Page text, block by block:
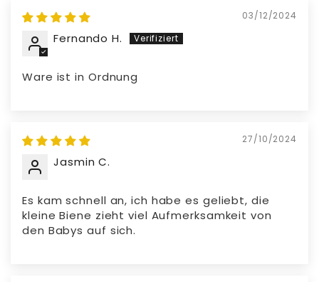
03/12/2024
Fernando H.
Ware ist in Ordnung
27/10/2024
Jasmin C.
Es kam schnell an, ich habe es geliebt, die
kleine Biene zieht viel Aufmerksamkeit von
den Babys auf sich.